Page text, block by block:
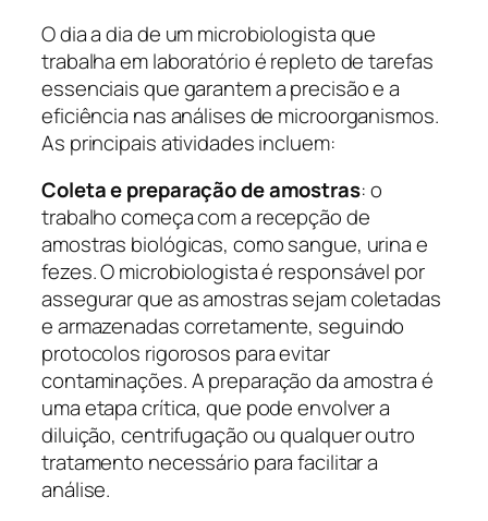
O dia a dia de um microbiologista que
trabalha em laboratório é repleto de tarefas
essenciais que garantem a precisão e a
eficiência nas análises de microorganismos.
As principais atividades incluem:
Coleta e preparação de amostras: o
trabalho começa com a recepção de
amostras biológicas, como sangue, urina e
fezes. O microbiologista é responsável por
assegurar que as amostras sejam coletadas
e armazenadas corretamente, seguindo
protocolos rigorosos para evitar
contaminações. A preparação da amostra é
uma etapa crítica, que pode envolver a
diluição, centrifugação ou qualquer outro
tratamento necessário para facilitar a
análise.